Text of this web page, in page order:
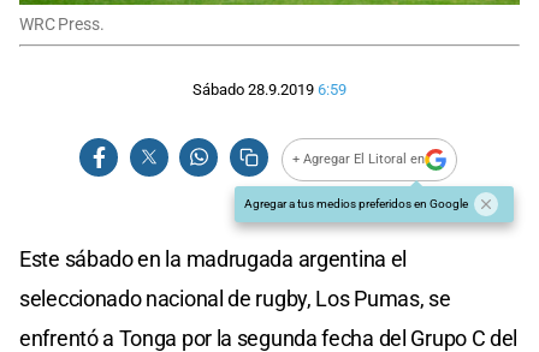
WRC Press.
Sábado 28.9.2019 6:59
+ Agregar El Litoral en
Agregar a tus medios preferidos en Google
Este sábado en la madrugada argentina el
seleccionado nacional de rugby, Los Pumas, se
enfrentó a Tonga por la segunda fecha del Grupo C del